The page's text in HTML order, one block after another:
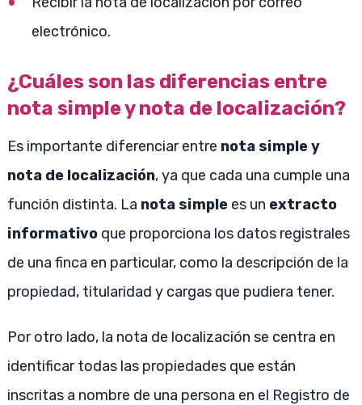
electrónico.
¿Cuáles son las diferencias entre
nota simple y nota de localización?
Es importante diferenciar entre nota simple y
nota de localización, ya que cada una cumple una
función distinta. La nota simplees un extracto
informativoque proporciona los datos registrales
de una finca en particular, como la descripción de la
propiedad, titularidad y cargas que pudiera tener.
Por otro lado, la nota de localización se centra en
identificar todas las propiedades que están
inscritas a nombre de una persona en el Registro de